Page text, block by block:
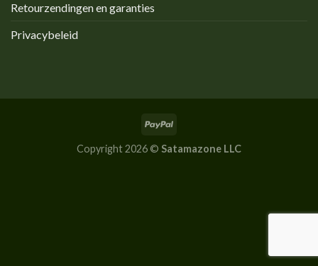
Retourzendingen en garanties
Privacybeleid
Copyright 2026 © Satamazone LLC